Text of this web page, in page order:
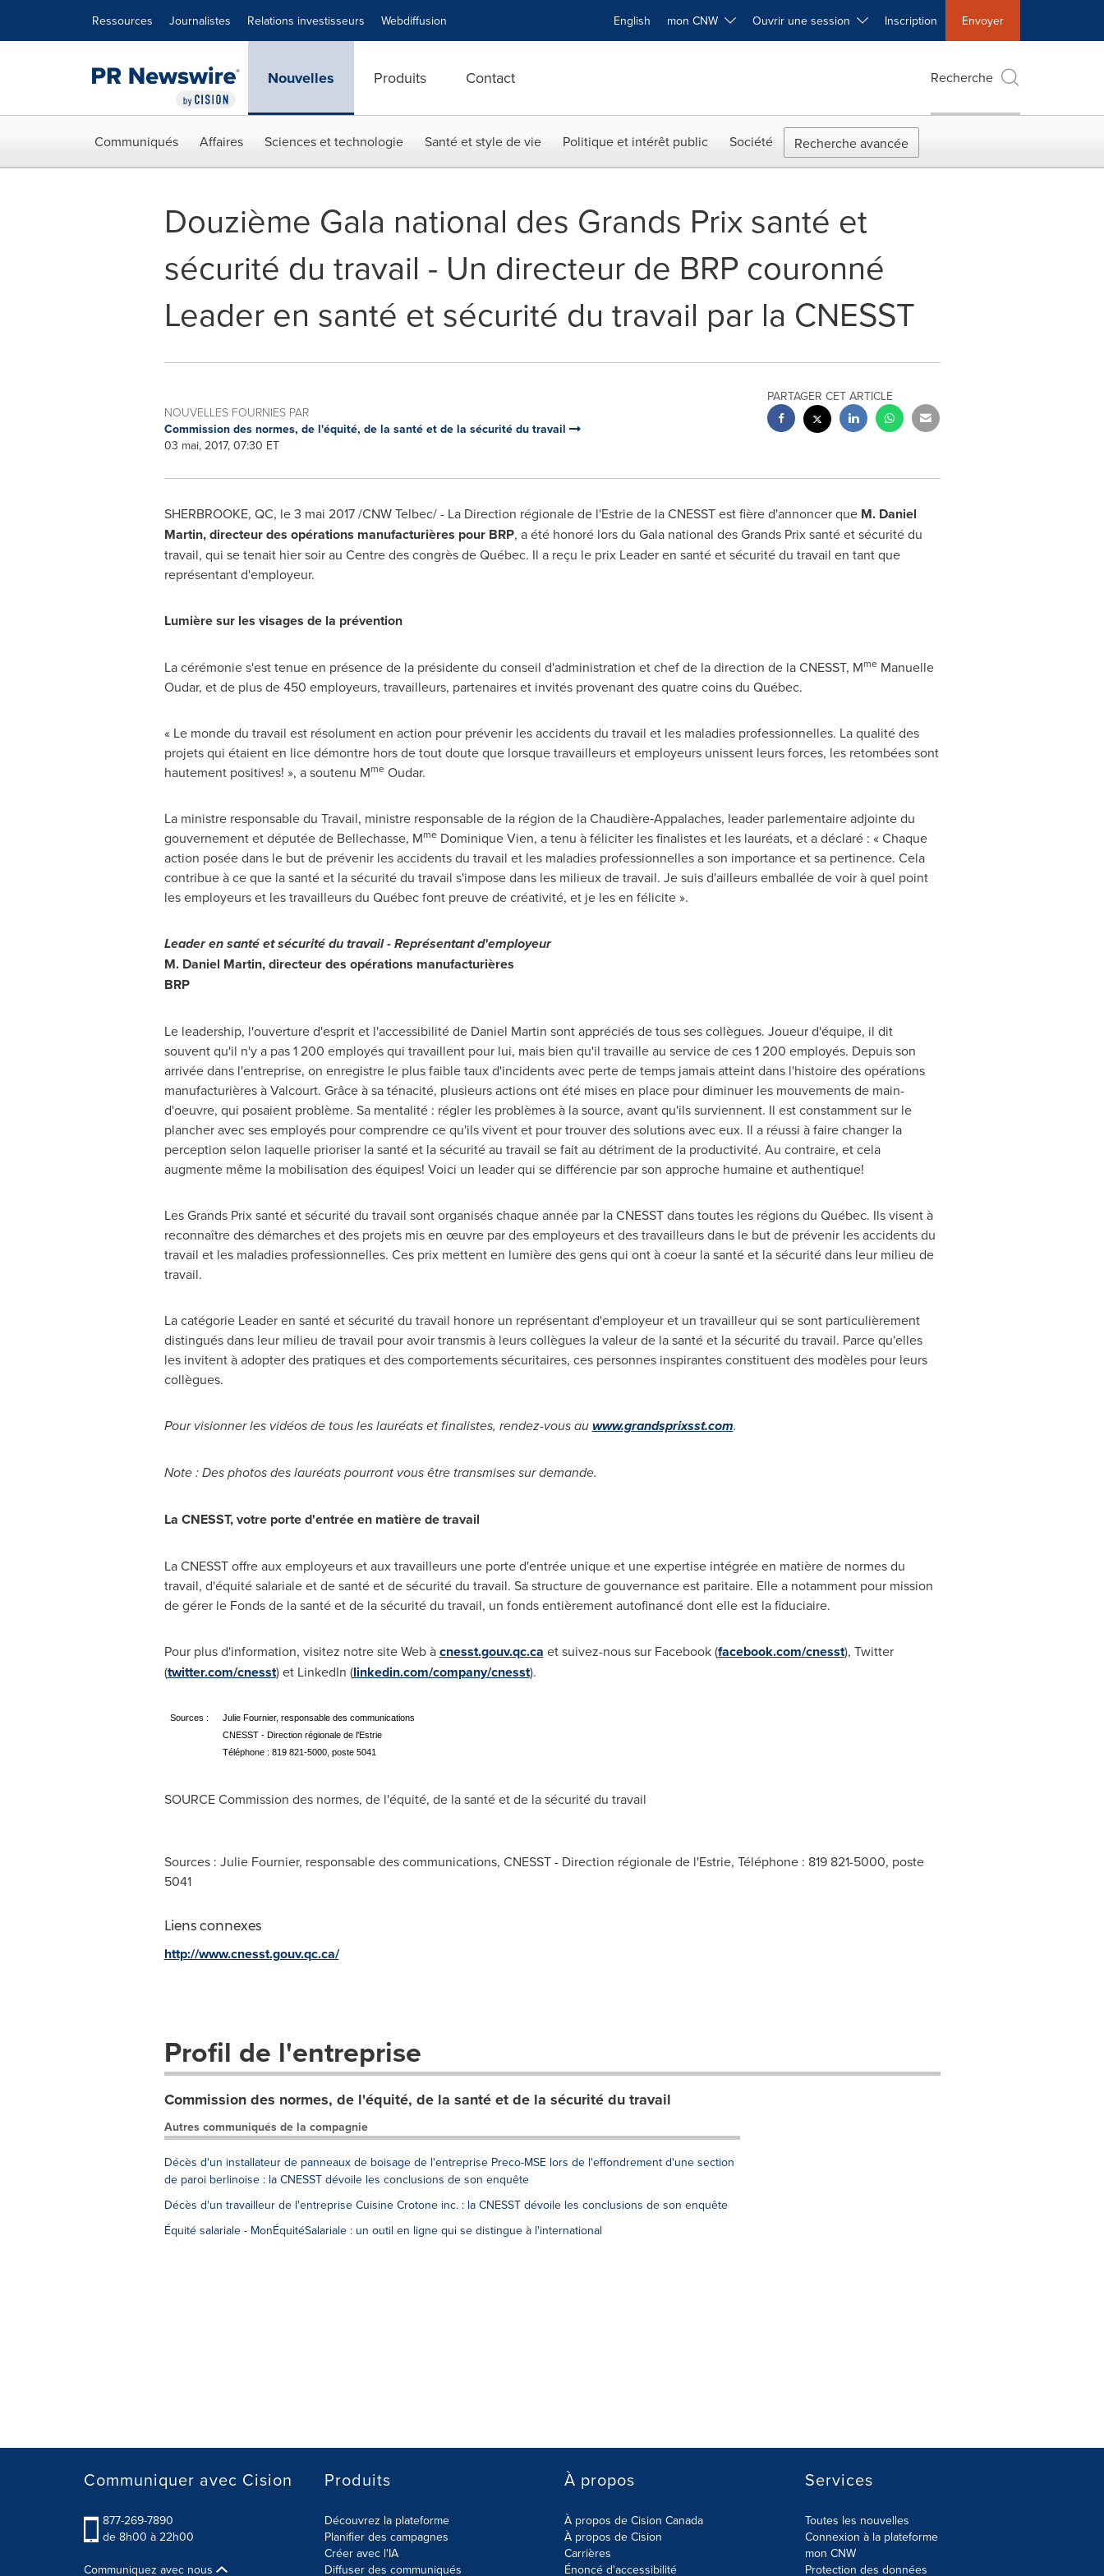
Ressources Journalistes Relations investisseurs Webdiffusion English mon CNW Ouvrir une session Inscription Envoyer
Nouvelles Produits Contact Recherche
Communiqués Affaires Sciences et technologie Santé et style de vie Politique et intérêt public Société Recherche avancée
Douzième Gala national des Grands Prix santé et
sécurité du travail - Un directeur de BRP couronné
Leader en santé et sécurité du travail par la CNESST
NOUVELLES FOURNIES PAR
Commission des normes, de l'équité, de la santé et de la sécurité du travail
03 mai, 2017, 07:30 ET
PARTAGER CET ARTICLE
SHERBROOKE, QC, le 3 mai 2017 /CNW Telbec/ - La Direction régionale de l'Estrie de la CNESST est fière d'annoncer que M. Daniel
Martin, directeur des opérations manufacturières pour BRP, a été honoré lors du Gala national des Grands Prix santé et sécurité du
travail, qui se tenait hier soir au Centre des congrès de Québec. Il a reçu le prix Leader en santé et sécurité du travail en tant que
représentant d'employeur.
Lumière sur les visages de la prévention
La cérémonie s'est tenue en présence de la présidente du conseil d'administration et chef de la direction de la CNESST, MmeManuelle
Oudar, et de plus de 450 employeurs, travailleurs, partenaires et invités provenant des quatre coins du Québec.
« Le monde du travail est résolument en action pour prévenir les accidents du travail et les maladies professionnelles. La qualité des
projets qui étaient en lice démontre hors de tout doute que lorsque travailleurs et employeurs unissent leurs forces, les retombées sont
hautement positives! », a soutenu MmeOudar.
La ministre responsable du Travail, ministre responsable de la région de la Chaudière‑Appalaches, leader parlementaire adjointe du
gouvernement et députée de Bellechasse, MmeDominique Vien, a tenu à féliciter les finalistes et les lauréats, et a déclaré : « Chaque
action posée dans le but de prévenir les accidents du travail et les maladies professionnelles a son importance et sa pertinence. Cela
contribue à ce que la santé et la sécurité du travail s'impose dans les milieux de travail. Je suis d'ailleurs emballée de voir à quel point
les employeurs et les travailleurs du Québec font preuve de créativité, et je les en félicite ».
Leader en santé et sécurité du travail - Représentant d'employeur
M. Daniel Martin, directeur des opérations manufacturières
BRP
Le leadership, l'ouverture d'esprit et l'accessibilité de Daniel Martin sont appréciés de tous ses collègues. Joueur d'équipe, il dit
souvent qu'il n'y a pas 1 200 employés qui travaillent pour lui, mais bien qu'il travaille au service de ces 1 200 employés. Depuis son
arrivée dans l'entreprise, on enregistre le plus faible taux d'incidents avec perte de temps jamais atteint dans l'histoire des opérations
manufacturières àValcourt. Grâce à sa ténacité, plusieurs actions ont été mises en place pour diminuer les mouvements de main-
d'oeuvre, qui posaient problème. Sa mentalité : régler les problèmes à la source, avant qu'ils surviennent. Il est constamment sur le
plancher avec ses employés pour comprendre ce qu'ils vivent et pour trouver des solutions avec eux. Il a réussi à faire changer la
perception selon laquelle prioriser la santé et la sécurité au travail se fait au détriment de la productivité. Au contraire, et cela
augmente même la mobilisation des équipes! Voici un leader qui se différencie par son approche humaine et authentique!
Les Grands Prix santé et sécurité du travail sont organisés chaque année par la CNESST dans toutes les régions du Québec. Ils visent à
reconnaître des démarches et des projets mis en œuvre par des employeurs et des travailleurs dans le but de prévenir les accidents du
travail et les maladies professionnelles. Ces prix mettent en lumière des gens qui ont à coeur la santé et la sécurité dans leur milieu de
travail.
La catégorie Leader en santé et sécurité du travail honore un représentant d'employeur et un travailleur qui se sont particulièrement
distingués dans leur milieu de travail pour avoir transmis à leurs collègues la valeur de la santé et la sécurité du travail. Parce qu'elles
les invitent à adopter des pratiques et des comportements sécuritaires, ces personnes inspirantes constituent des modèles pour leurs
collègues.
Pour visionner les vidéos de tous les lauréats et finalistes, rendez-vous auwww.grandsprixsst.com.
Note : Des photos des lauréats pourront vous être transmises sur demande.
La CNESST, votre porte d'entrée en matière de travail
La CNESST offre aux employeurs et aux travailleurs une porte d'entrée unique et une expertise intégrée en matière de normes du
travail, d'équité salariale et de santé et de sécurité du travail. Sa structure de gouvernance est paritaire. Elle a notamment pour mission
de gérer le Fonds de la santé et de la sécurité du travail, un fonds entièrement autofinancé dont elle est la fiduciaire.
Pour plus d'information, visitez notre site Web àcnesst.gouv.qc.ca et suivez-nous sur Facebook (facebook.com/cnesst), Twitter
(twitter.com/cnesst) et LinkedIn (linkedin.com/company/cnesst).
Sources :
Julie Fournier, responsable des communications
CNESST - Direction régionale de l'Estrie
Téléphone : 819 821-5000, poste 5041
SOURCE Commission des normes, de l'équité, de la santé et de la sécurité du travail
Sources : Julie Fournier, responsable des communications, CNESST - Direction régionale de l'Estrie, Téléphone : 819 821-5000, poste
5041
Liens connexes
http://www.cnesst.gouv.qc.ca/
Profil de l'entreprise
Commission des normes, de l'équité, de la santé et de la sécurité du travail
Autres communiqués de la compagnie
Décès d'un installateur de panneaux de boisage de l'entreprise Preco-MSE lors de l'effondrement d'une section
de paroi berlinoise : la CNESST dévoile les conclusions de son enquête
Décès d'un travailleur de l'entreprise Cuisine Crotone inc. : la CNESST dévoile les conclusions de son enquête
Équité salariale - MonÉquitéSalariale : un outil en ligne qui se distingue à l'international
Communiquer avec Cision
877-269-7890
de 8h00 à 22h00
Communiquez avec nous
Produits
Découvrez la plateforme
Planifier des campagnes
Créer avec l'IA
Diffuser des communiqués
À propos
À propos de Cision Canada
À propos de Cision
Carrières
Énoncé d'accessibilité
Services
Toutes les nouvelles
Connexion à la plateforme
mon CNW
Protection des données